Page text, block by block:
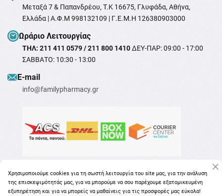
Μεταξά 7 & Παπανδρέου, T.K 16675, Γλυφάδα, Αθήνα,
Ελλάδα | Α.Φ.Μ 998132109 | Γ.Ε.Μ.Η 126380903000
Ωράριο Λειτουργίας
ΤΗΛ: 211 411 0579 / 211 800 1410ΔΕΥ-ΠΑΡ: 09:00 - 17:00
ΣΑΒΒΑΤΟ: 10:30 - 13:00
Ε-mail
info@familypharmacy.gr
Χρησιμοποιούμε cookies για τη σωστή λειτουργία του site μας, για την ανάλυση
της επισκεψιμότητάς μας, για να μπορούμε να σου παρέχουμε εξατομικευμένη
εξυπηρέτηση και για να μπορείς να μαθαίνεις για τις προσφορές μας εύκολα!